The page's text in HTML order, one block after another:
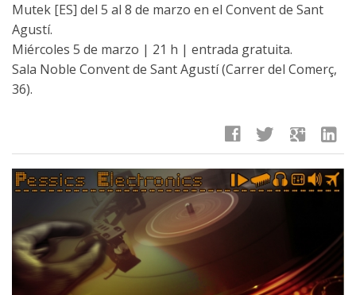
Mutek [ES] del 5 al 8 de marzo en el Convent de Sant
Agustí.
Miércoles 5 de marzo | 21 h | entrada gratuita.
Sala Noble Convent de Sant Agustí (Carrer del Comerç,
36).
facebook twitter google linkedin